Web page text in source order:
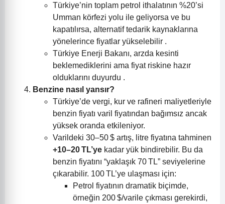
Türkiye’nin toplam petrol ithalatının %20’si
Umman körfezi yolu ile geliyorsa ve bu
kapatılırsa, alternatif tedarik kaynaklarına
yönelerince fiyatlar yükselebilir .
Türkiye Enerji Bakanı, arzda kesinti
beklemediklerini ama fiyat riskine hazır
olduklarını duyurdu .
Benzine nasıl yansır?
Türkiye’de vergi, kur ve rafineri maliyetleriyle
benzin fiyatı varil fiyatından bağımsız ancak
yüksek oranda etkileniyor.
Varildeki 30–50 $ artış, litre fiyatına tahminen
+10–20 TL’ye kadar yük bindirebilir. Bu da
benzin fiyatını “yaklaşık 70 TL” seviyelerine
çıkarabilir. 100 TL’ye ulaşması için:
Petrol fiyatının dramatik biçimde,
örneğin 200 $/varile çıkması gerekirdi,